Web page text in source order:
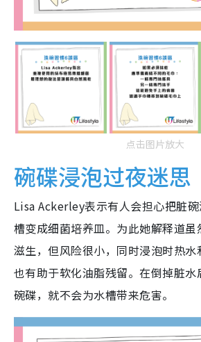
点击图片放大
碗碟浸泡过夜迷思
Lisa Ackerley表示有人会担心把脏
槽变成细菌培养皿。为此她解释道虽
滋生，但风险很小，同时浸泡时热
也有助于软化油脂残留。在倒掉脏
碗碟，就不会为水槽带来危害。